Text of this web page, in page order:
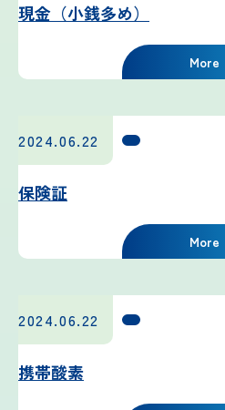
雷プロジェクト
気象測器設置プロジ
サイネージプロジェ
プロフェッショナル
利用規約
現金（小銭多め）
More
2024.06.22
保険証
More
2024.06.22
携帯酸素